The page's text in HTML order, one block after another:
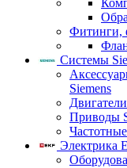
Фитинги,
Системы
Siemens
Приводы
Электрика